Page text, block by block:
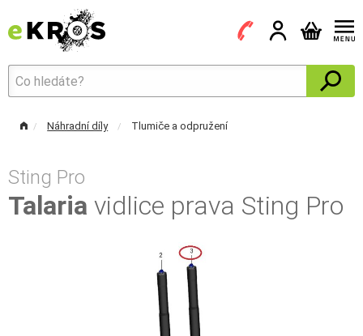
Náhradní díly Tlumiče a odpružení
Sting Pro
Talaria vidlice prava Sting Pro